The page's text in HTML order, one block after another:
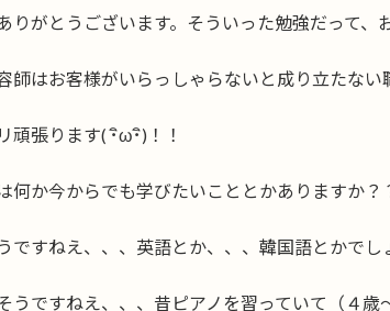
りがとうございます。そういった勉強だって、
師はお客様がいらっしゃらないと成り立たな
頑張ります( ･ิω･ิ)！！
何か今からでも学びたいこととかありますか？
ですねえ、、、英語とか、、、韓国語とかで
うですねえ、、、昔ピアノを習っていて（４